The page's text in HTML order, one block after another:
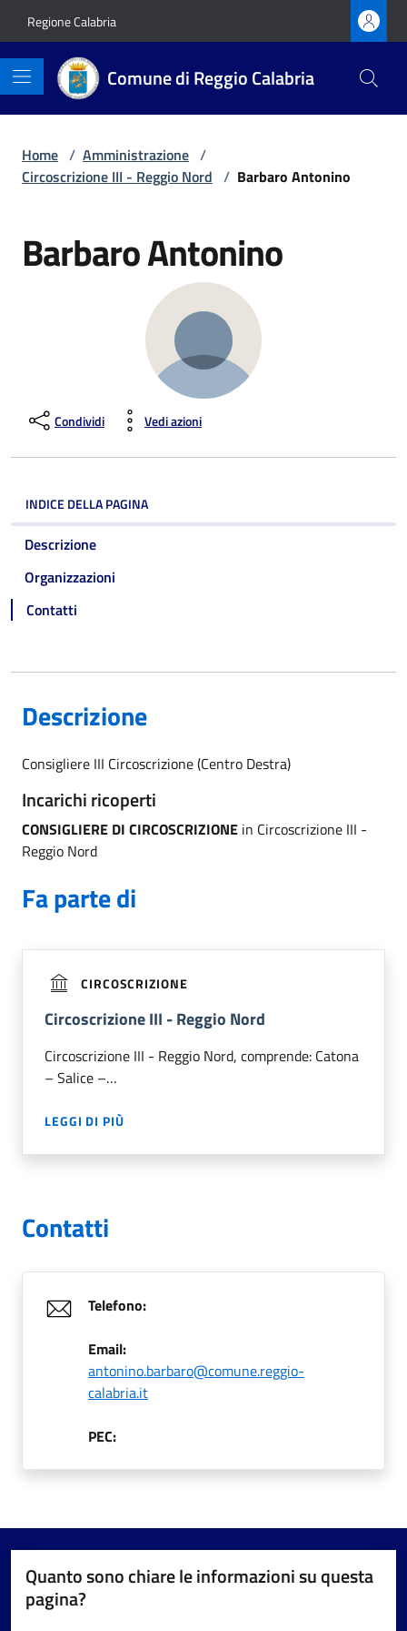
Regione Calabria
Comune di Reggio Calabria
Home / Amministrazione /
Circoscrizione III - Reggio Nord / Barbaro Antonino
Barbaro Antonino
Condividi Vedi azioni
INDICE DELLA PAGINA
Descrizione
Organizzazioni
Contatti
Descrizione
Consigliere III Circoscrizione (Centro Destra)
Incarichi ricoperti
CONSIGLIERE DI CIRCOSCRIZIONE in Circoscrizione III -
Reggio Nord
Fa parte di
CIRCOSCRIZIONE
Circoscrizione III - Reggio Nord
Circoscrizione III - Reggio Nord, comprende: Catona
– Salice –…
LEGGI DI PIÙ
Contatti
Telefono:
Email:
antonino.barbaro@comune.reggio-
calabria.it
PEC:
Quanto sono chiare le informazioni su questa
pagina?